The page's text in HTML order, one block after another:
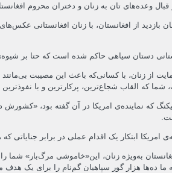
وعده‌های تان به زنان و دختران محروم
از افغانستان، با زنان افغانستانی
دستان سیاهی حاکم شده است که حتا بر
از زنان، با کسانی‌که باعث این مصیبت
شما که القاب شجاع‌ترین، پرکارترین و با
که نماینده‌ی امریکا در آن گفته بود،
ابتکار یک اقدام عملی در برابر جنایاتی
به‌ویژه زنان، این«خاموشی مرگ‌بار»
ما ده‌ها هزار گور سپاهیان گم‌نام را برای یک